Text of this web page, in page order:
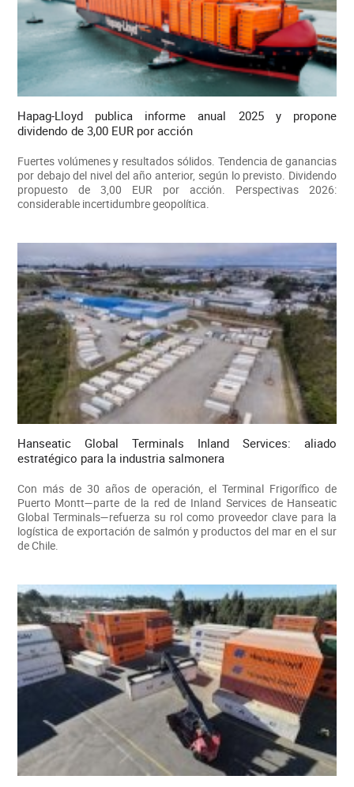
Hapag-Lloyd publica informe anual 2025 y propone
dividendo de 3,00 EUR por acción
Fuertes volúmenes y resultados sólidos. Tendencia de ganancias
por debajo del nivel del año anterior, según lo previsto. Dividendo
propuesto de 3,00 EUR por acción. Perspectivas 2026:
considerable incertidumbre geopolítica.
Hanseatic Global Terminals Inland Services: aliado
estratégico para la industria salmonera
Con más de 30 años de operación, el Terminal Frigorífico de
Puerto Montt—parte de la red de Inland Services de Hanseatic
Global Terminals—refuerza su rol como proveedor clave para la
logística de exportación de salmón y productos del mar en el sur
de Chile.